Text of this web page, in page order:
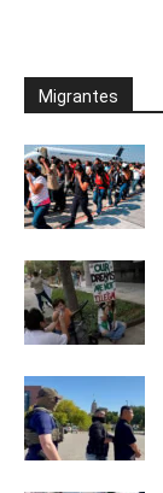
Migrantes